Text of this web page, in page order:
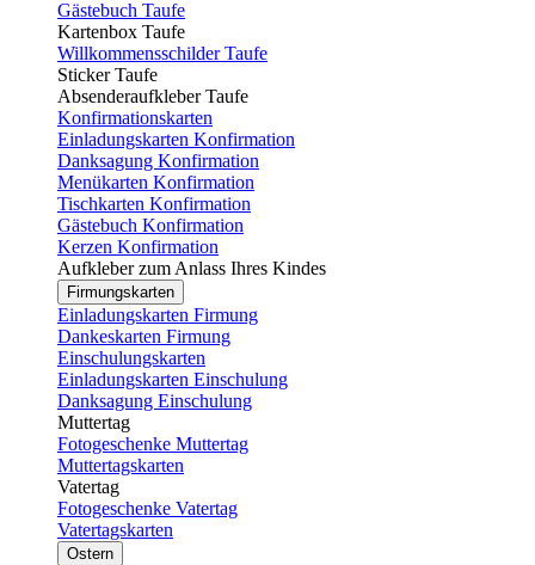
Gästebuch Taufe
Kartenbox Taufe
Willkommensschilder Taufe
Sticker Taufe
Absenderaufkleber Taufe
Konfirmationskarten
Einladungskarten Konfirmation
Danksagung Konfirmation
Menükarten Konfirmation
Tischkarten Konfirmation
Gästebuch Konfirmation
Kerzen Konfirmation
Aufkleber zum Anlass Ihres Kindes
Firmungskarten
Einladungskarten Firmung
Dankeskarten Firmung
Einschulungskarten
Einladungskarten Einschulung
Danksagung Einschulung
Muttertag
Fotogeschenke Muttertag
Muttertagskarten
Vatertag
Fotogeschenke Vatertag
Vatertagskarten
Ostern